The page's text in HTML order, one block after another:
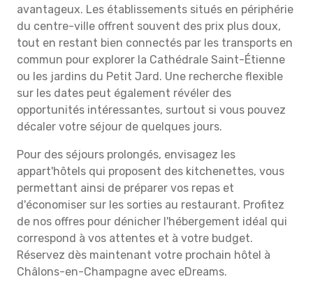
avantageux. Les établissements situés en périphérie
du centre-ville offrent souvent des prix plus doux,
tout en restant bien connectés par les transports en
commun pour explorer la Cathédrale Saint-Étienne
ou les jardins du Petit Jard. Une recherche flexible
sur les dates peut également révéler des
opportunités intéressantes, surtout si vous pouvez
décaler votre séjour de quelques jours.
Pour des séjours prolongés, envisagez les
appart'hôtels qui proposent des kitchenettes, vous
permettant ainsi de préparer vos repas et
d'économiser sur les sorties au restaurant. Profitez
de nos offres pour dénicher l'hébergement idéal qui
correspond à vos attentes et à votre budget.
Réservez dès maintenant votre prochain hôtel à
Châlons-en-Champagne avec eDreams.